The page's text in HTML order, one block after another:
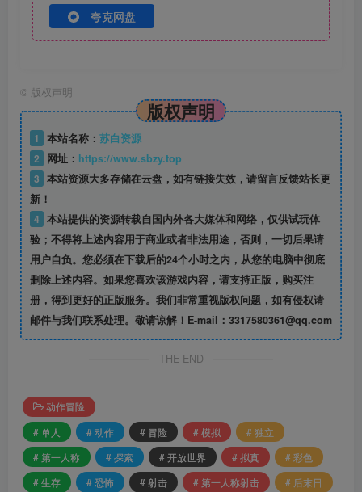
夸克网盘
© 版权声明
版权声明
1 本站名称： 苏白资源
2
网址： https://www.sbzy.top
3 本站资源大多存储在云盘，如有链接失效，请留言反馈站长更
新！
4 本站提供的资源转载自国内外各大媒体和网络，仅供试玩体
验；不得将上述内容用于商业或者非法用途，否则，一切后果请
用户自负。您必须在下载后的24个小时之内，从您的电脑中彻底
删除上述内容。如果您喜欢该游戏内容，请支持正版，购买注
册，得到更好的正版服务。我们非常重视版权问题，如有侵权请
邮件与我们联系处理。敬请谅解！E-mail：3317580361@qq.com
THE END
动作冒险
# 单人
# 动作 # 冒险 # 模拟
# 独立
# 第一人称
# 探索 # 开放世界 # 拟真
# 彩色
# 生存
# 恐怖 # 射击 # 第一人称射击
# 后末日